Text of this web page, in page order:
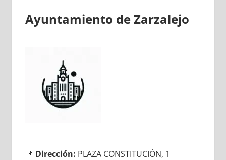
Ayuntamiento dе Zarzalejo
📌 Dirección: PLAZA CONSTITUCIÓN, 1